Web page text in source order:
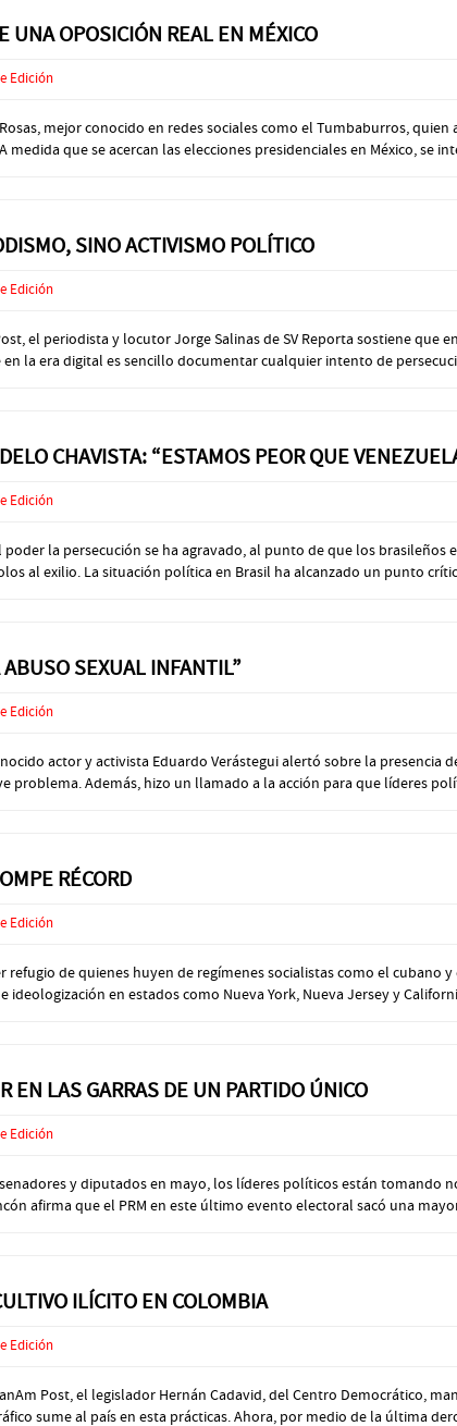
UNA OPOSICIÓN REAL EN MÉXICO
Edición
mejor conocido en redes sociales como el Tumbaburros,
que se acercan las elecciones presidenciales en México, se
SINO ACTIVISMO POLÍTICO
Edición
el periodista y locutor Jorge Salinas de SV Reporta sostiene que
la era digital es sencillo documentar cualquier intento de
CHAVISTA: “ESTAMOS PEOR QUE
Edición
poder la persecución se ha agravado, al punto de que los
al exilio. La situación política en Brasil ha alcanzado un punto
SEXUAL INFANTIL”
Edición
actor y activista Eduardo Verástegui alertó sobre la presencia
Además, hizo un llamado a la acción para que líderes
RÉCORD
Edición
refugio de quienes huyen de regímenes socialistas como el cubano
en estados como Nueva York, Nueva Jersey y
EN LAS GARRAS DE UN PARTIDO ÚNICO
Edición
y diputados en mayo, los líderes políticos están
afirma que el PRM en este último evento electoral sacó una
ILÍCITO EN COLOMBIA
Edición
Post, el legislador Hernán Cadavid, del Centro Democrático,
sume al país en esta prácticas. Ahora, por medio de la última